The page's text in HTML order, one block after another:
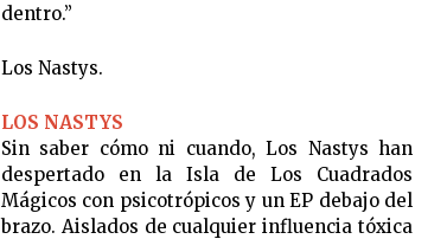
dentro.”
Los Nastys.
LOS NASTYS
Sin saber cómo ni cuando, Los Nastys han
despertado en la Isla de Los Cuadrados
Mágicos con psicotrópicos y un EP debajo del
brazo. Aislados de cualquier influencia tóxica